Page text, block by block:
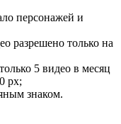
персонажей и
разрешено только на
5 видео в месяц
px;
знаком.